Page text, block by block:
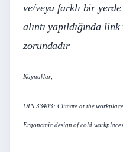
ve/veya farklı bir
alıntı yapıldığında
zorundadır
Kaynaklar;
DIN 33403: Climate at the
Ergonomic design of cold workplaces